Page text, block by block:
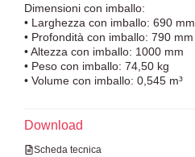
Dimensioni con imballo:
• Larghezza con imballo: 690 mm
• Profondità con imballo: 790 mm
• Altezza con imballo: 1000 mm
• Peso con imballo: 74,50 kg
• Volume con imballo: 0,545 m³
Download
Scheda tecnica